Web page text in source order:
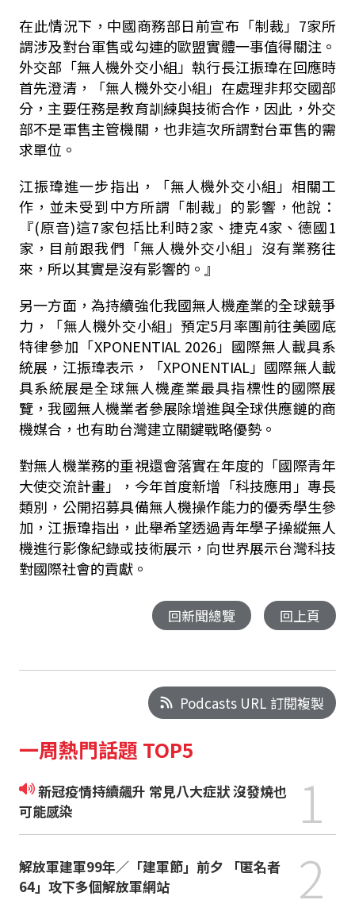
在此情況下，中國商務部日前宣布「制裁」7家所
謂涉及對台軍售或勾連的歐盟實體一事值得關注。
外交部「無人機外交小組」執行長江振瑋在回應時
首先澄清，「無人機外交小組」在處理非邦交國部
分，主要任務是教育訓練與技術合作，因此，外交
部不是軍售主管機關，也非這次所謂對台軍售的需
求單位。
江振瑋進一步指出，「無人機外交小組」相關工
作，並未受到中方所謂「制裁」的影響，他說：
『(原音)這7家包括比利時2家、捷克4家、德國1
家，目前跟我們「無人機外交小組」沒有業務往
來，所以其實是沒有影響的。』
另一方面，為持續強化我國無人機產業的全球競爭
力，「無人機外交小組」預定5月率團前往美國底
特律參加「XPONENTIAL 2026」國際無人載具系
統展，江振瑋表示，「XPONENTIAL」國際無人載
具系統展是全球無人機產業最具指標性的國際展
覽，我國無人機業者參展除增進與全球供應鏈的商
機媒合，也有助台灣建立關鍵戰略優勢。
對無人機業務的重視還會落實在年度的「國際青年
大使交流計畫」，今年首度新增「科技應用」專長
類別，公開招募具備無人機操作能力的優秀學生參
加，江振瑋指出，此舉希望透過青年學子操縱無人
機進行影像紀錄或技術展示，向世界展示台灣科技
對國際社會的貢獻。
回新聞總覽 回上頁
Podcasts URL 訂閱複製
一周熱門話題 TOP5
新冠疫情持續飆升 常見八大症狀 沒發燒也
可能感染
1
解放軍建軍99年／「建軍節」前夕 「匿名者
64」攻下多個解放軍網站
2